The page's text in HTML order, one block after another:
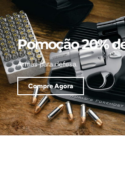
Pomoção 20%
Armas para defesa.
Compre Agora